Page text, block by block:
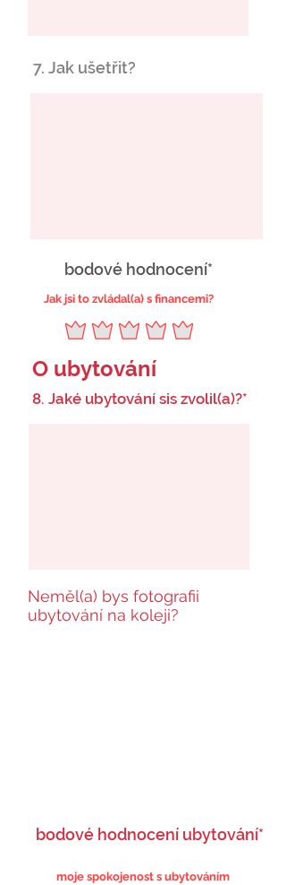
7. Jak ušetřit?
bodové hodnocení*
Jak jsi to zvládal(a) s financemi?
O ubytování
8. Jaké ubytování sis zvolil(a)?*
Neměl(a) bys fotografii
ubytování na koleji?
bodové hodnocení ubytování*
moje spokojenost s ubytováním